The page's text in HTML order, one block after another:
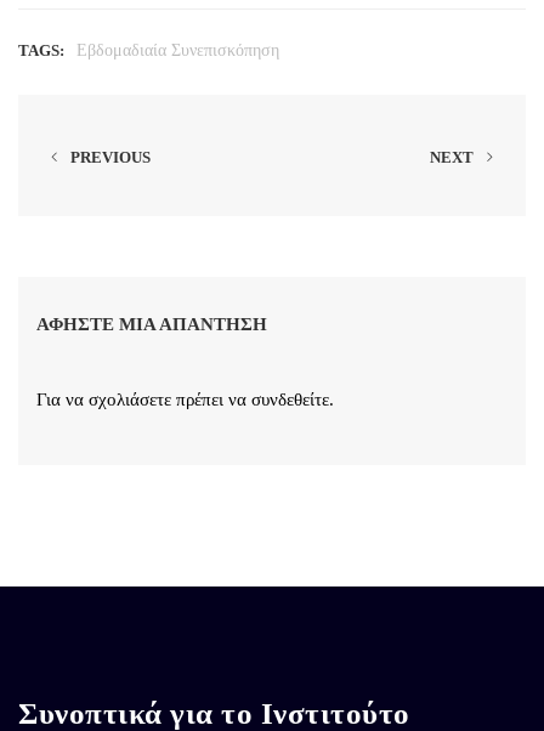
TAGS: Εβδομαδιαία Συνεπισκόπηση
PREVIOUS NEXT
ΑΦΉΣΤΕ ΜΙΑ ΑΠΆΝΤΗΣΗ
Για να σχολιάσετε πρέπει να συνδεθείτε.
Συνοπτικά για το Ινστιτούτο